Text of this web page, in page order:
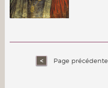
Page précédente